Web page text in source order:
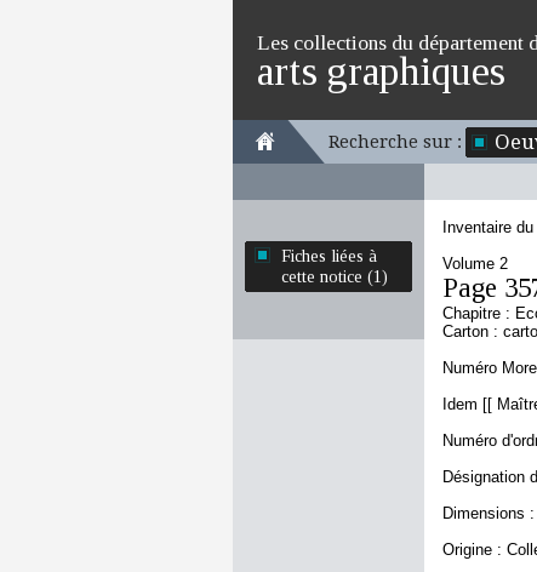
Les collections du département
arts graphiques
Recherche sur :
Fiches liées à
cette notice (1)
Inventaire
Volume 2
Page
Chapitre :
Carton :
Numéro
Idem [[
Numéro
Désignation
Dimensions
Origine :